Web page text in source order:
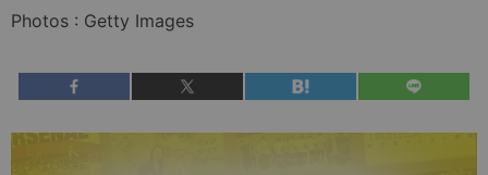
Photos : Getty Images